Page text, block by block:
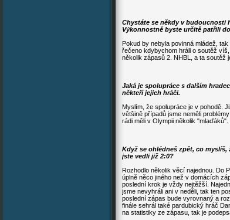
Chystáte se někdy v budoucnosti
Výkonnostně byste určitě patřili
Pokud by nebyla povinná mládež,
řečeno kdybychom hráli o soutěž
několik zápasů 2. NHBL, a ta soutěž
Jaká je spolupráce s dalším
někteří jejich hráči.
Myslím, že spolupráce je v pohodě.
většině případů jsme neměli
rádi měli v Olympii několik
Když se ohlédneš zpět, co
jste vedli již 2:0?
Rozhodlo několik věcí najednou. Do
úplně něco jiného než v domácích
poslední krok je vždy nejtěžší.
jsme nevyhráli ani v neděli, tak ten
poslední zápas bude vyrovnaný a
finále sehrál také pardubický hráč
na statistiky ze zápasu, tak je